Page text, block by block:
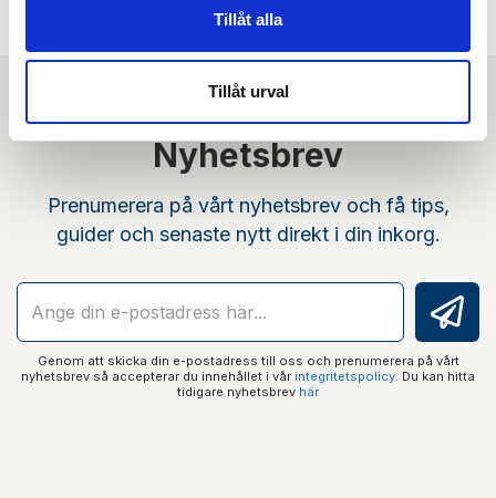
Tillåt alla
Tillåt urval
Nyhetsbrev
Prenumerera på vårt nyhetsbrev och få tips,
guider och senaste nytt direkt i din inkorg.
Genom att skicka din e-postadress till oss och prenumerera på vårt
nyhetsbrev så accepterar du innehållet i vår integritetspolicy. Du kan hitta
tidigare nyhetsbrev här